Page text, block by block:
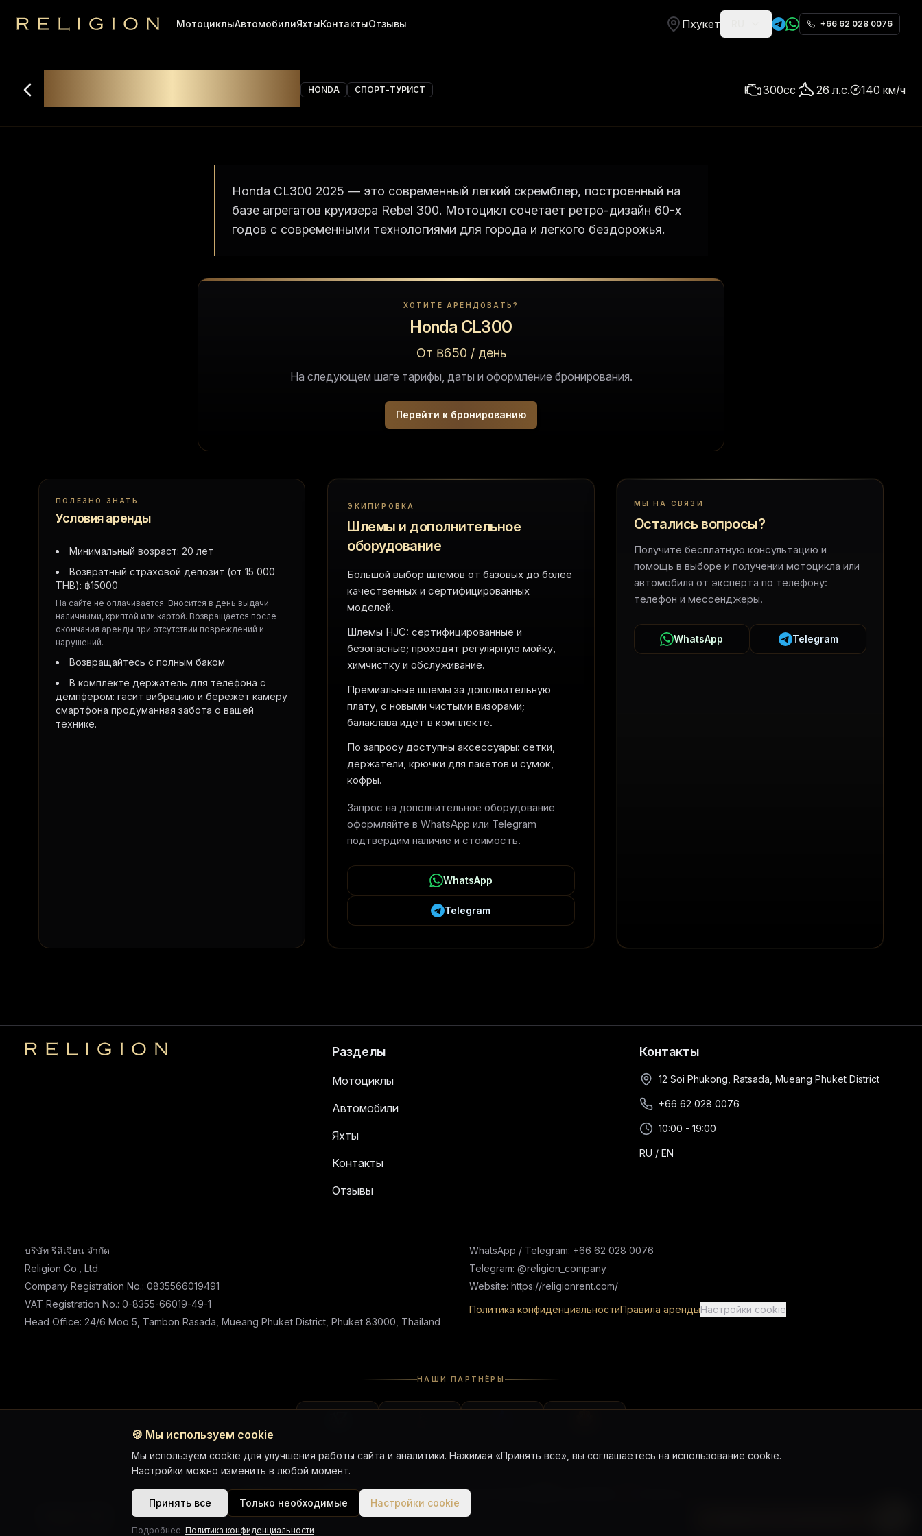
Religion
МотоциклыАвтомобилиЯхтыКонтактыОтзывы Пхукет +66 62 028 0076
HONDA СПОРТ-ТУРИСТ 300cc 26 л.с. 140 км/ч
Honda CL300 2025 — это современный легкий скремблер, построенный на
базе агрегатов круизера Rebel 300. Мотоцикл сочетает ретро-дизайн 60-х
годов с современными технологиями для города и легкого бездорожья.
ХОТИТЕ АРЕНДОВАТЬ?
Honda CL300
От ฿650 / день
На следующем шаге тарифы, даты и оформление бронирования.
Перейти к бронированию
ПОЛЕЗНО ЗНАТЬ
Условия аренды
Минимальный возраст: 20 лет
Возвратный страховой депозит (от 15 000
THB): ฿15000
На сайте не оплачивается. Вносится в день выдачи
наличными, криптой или картой. Возвращается после
окончания аренды при отсутствии повреждений и
нарушений.
Возвращайтесь с полным баком
В комплекте держатель для телефона с
демпфером: гасит вибрацию и бережёт камеру
смартфона продуманная забота о вашей
технике.
ЭКИПИРОВКА
Шлемы и дополнительное
оборудование
Большой выбор шлемов от базовых до более
качественных и сертифицированных
моделей.
Шлемы HJC: сертифицированные и
безопасные; проходят регулярную мойку,
химчистку и обслуживание.
Премиальные шлемы за дополнительную
плату, с новыми чистыми визорами;
балаклава идёт в комплекте.
По запросу доступны аксессуары: сетки,
держатели, крючки для пакетов и сумок,
кофры.
Запрос на дополнительное оборудование
оформляйте в WhatsApp или Telegram
подтвердим наличие и стоимость.
WhatsApp
Telegram
МЫ НА СВЯЗИ
Остались вопросы?
Получите бесплатную консультацию и
помощь в выборе и получении мотоцикла или
автомобиля от эксперта по телефону:
телефон и мессенджеры.
WhatsApp Telegram
Religion Разделы
Мотоциклы
Автомобили
Яхты
Контакты
Отзывы
Контакты
12 Soi Phukong, Ratsada, Mueang Phuket District
+66 62 028 0076
10:00 - 19:00
RU / EN
บริษัท รีลิเจียน จำกัด
Religion Co., Ltd.
Company Registration No.: 0835566019491
VAT Registration No.: 0-8355-66019-49-1
Head Office: 24/6 Moo 5, Tambon Rasada, Mueang Phuket District, Phuket 83000, Thailand
WhatsApp / Telegram: +66 62 028 0076
Telegram: @religion_company
Website: https://religionrent.com/
Политика конфиденциальностиПравила арендыНастройки cookie
НАШИ ПАРТНЁРЫ
WhatsApp Chat Telegram Chat Telegram Channel
🍪 Мы используем cookie
Мы используем cookie для улучшения работы сайта и аналитики. Нажимая «Принять все», вы соглашаетесь на использование cookie.
Настройки можно изменить в любой момент.
Принять все Только необходимые Настройки cookie
Подробнее: Политика конфиденциальности